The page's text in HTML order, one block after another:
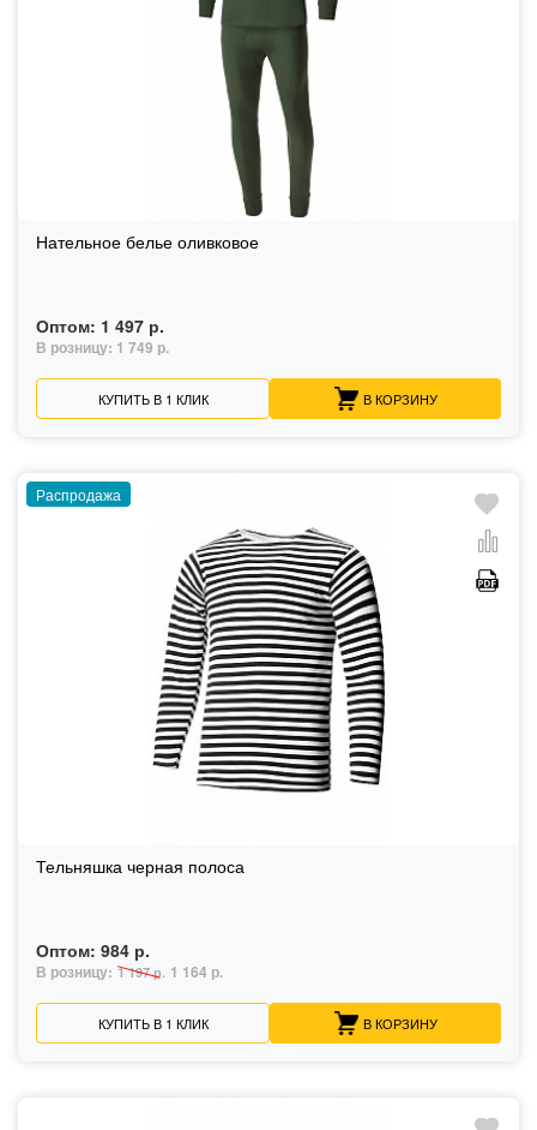
Нательное белье оливковое
Оптом: 1 497 р.
В розницу: 1 749 р.
КУПИТЬ В 1 КЛИК В КОРЗИНУ
Распродажа
Тельняшка черная полоса
Оптом: 984 р.
В розницу: 1 197 р. 1 164 р.
КУПИТЬ В 1 КЛИК В КОРЗИНУ